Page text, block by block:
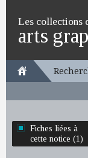
Les collections
arts
Fiches liées à
cette notice (1)